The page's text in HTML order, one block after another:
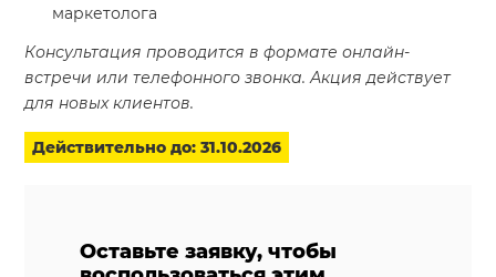
маркетолога
Консультация проводится в формате онлайн-
встречи или телефонного звонка. Акция действует
для новых клиентов.
Действительно до: 31.10.2026
Оставьте заявку, чтобы